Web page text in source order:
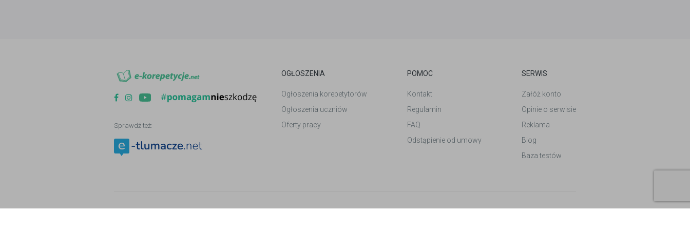
Sprawdź też:
OGŁOSZENIA
Ogłoszenia korepetytorów
Ogłoszenia uczniów
Oferty pracy
POMOC
Kontakt
Regulamin
FAQ
Odstąpienie od umowy
SERWIS
Załóż konto
Opinie o serwisie
Reklama
Blog
Baza testów